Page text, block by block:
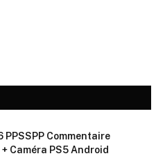
PPSSPP Commentaire
Caméra PS5 Android